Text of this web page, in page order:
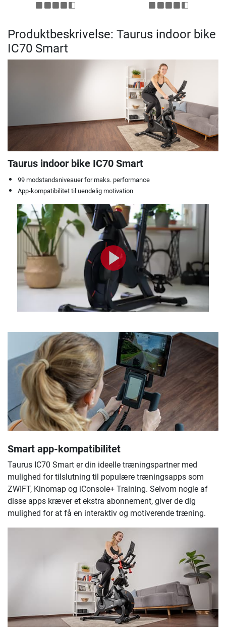
Produktbeskrivelse: Taurus indoor bike
IC70 Smart
Taurus indoor bike IC70 Smart
99 modstandsniveauer for maks. performance
App-kompatibilitet til uendelig motivation
Smart app-kompatibilitet
Taurus IC70 Smart er din ideelle træningspartner med
mulighed for tilslutning til populære træningsapps som
ZWIFT, Kinomap og iConsole+ Training. Selvom nogle af
disse apps kræver et ekstra abonnement, giver de dig
mulighed for at få en interaktiv og motiverende træning.